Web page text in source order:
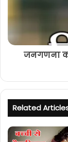
जनगणना
Related